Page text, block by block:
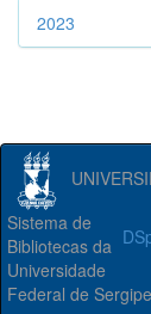
2023
Sistema de
Bibliotecas da
Universidade
Federal de